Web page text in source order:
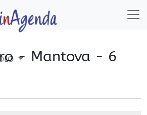
- Mantova - 6